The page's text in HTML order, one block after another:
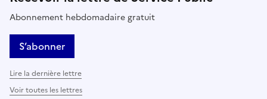
Abonnement hebdomadaire gratuit
S’abonner
Lire la dernière lettre
Voir toutes les lettres